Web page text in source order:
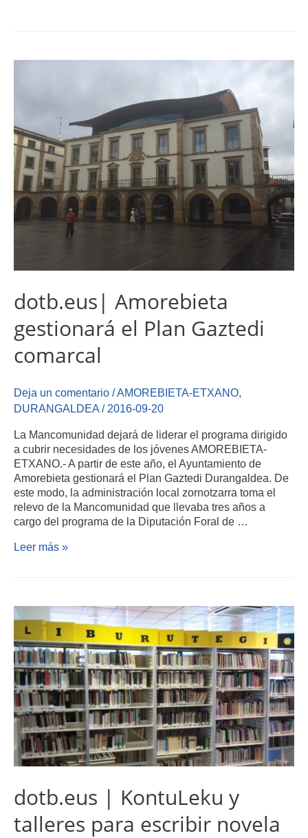
dotb.eus| Amorebieta
gestionará el Plan Gaztedi
comarcal
Deja un comentario /AMOREBIETA-ETXANO,
DURANGALDEA / 2016-09-20
La Mancomunidad dejará de liderar el programa dirigido
a cubrir necesidades de los jóvenes AMOREBIETA-
ETXANO.- A partir de este año, el Ayuntamiento de
Amorebieta gestionará el Plan Gaztedi Durangaldea. De
este modo, la administración local zornotzarra toma el
relevo de la Mancomunidad que llevaba tres años a
cargo del programa de la Diputación Foral de …
Leer más »
dotb.eus | KontuLeku y
talleres para escribir novela